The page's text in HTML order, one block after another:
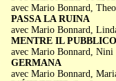
avec Mario Bonnard,
PASSA LA RUINA
avec Mario Bonnard,
MENTRE IL
avec Mario Bonnard,
GERMANA
avec Mario Bonnard,